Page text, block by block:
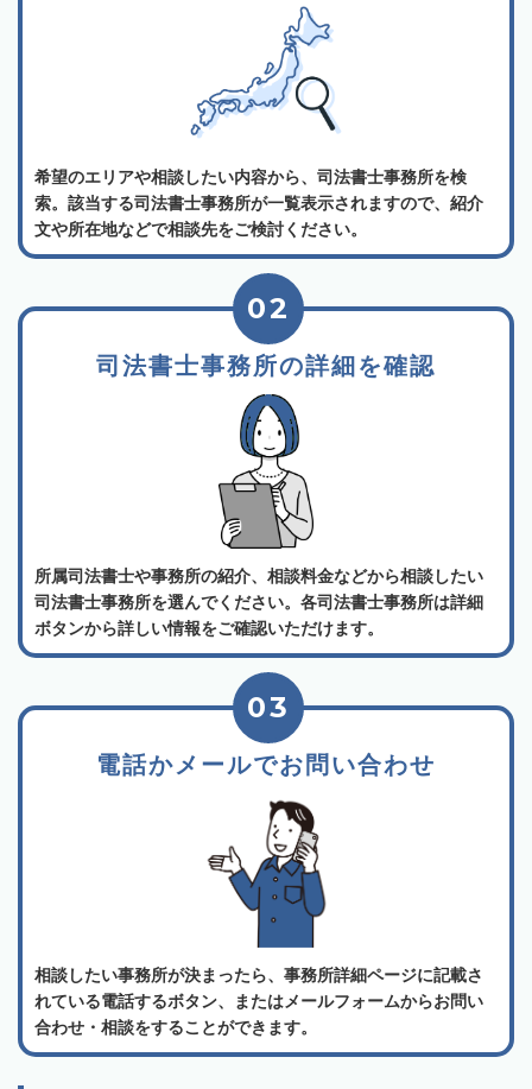
希望のエリアや相談したい内容から、司法書士事務所を検
索。該当する司法書士事務所が一覧表示されますので、紹介
文や所在地などで相談先をご検討ください。
司法書士事務所の詳細を確認
02
所属司法書士や事務所の紹介、相談料金などから相談したい
司法書士事務所を選んでください。各司法書士事務所は詳細
ボタンから詳しい情報をご確認いただけます。
電話かメールでお問い合わせ
03
相談したい事務所が決まったら、事務所詳細ページに記載さ
れている電話するボタン、またはメールフォームからお問い
合わせ・相談をすることができます。